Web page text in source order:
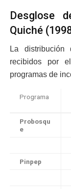
Desglose
Quiché
La
recibidos por
programas de
Programa
Probosqu
e
Pinpep